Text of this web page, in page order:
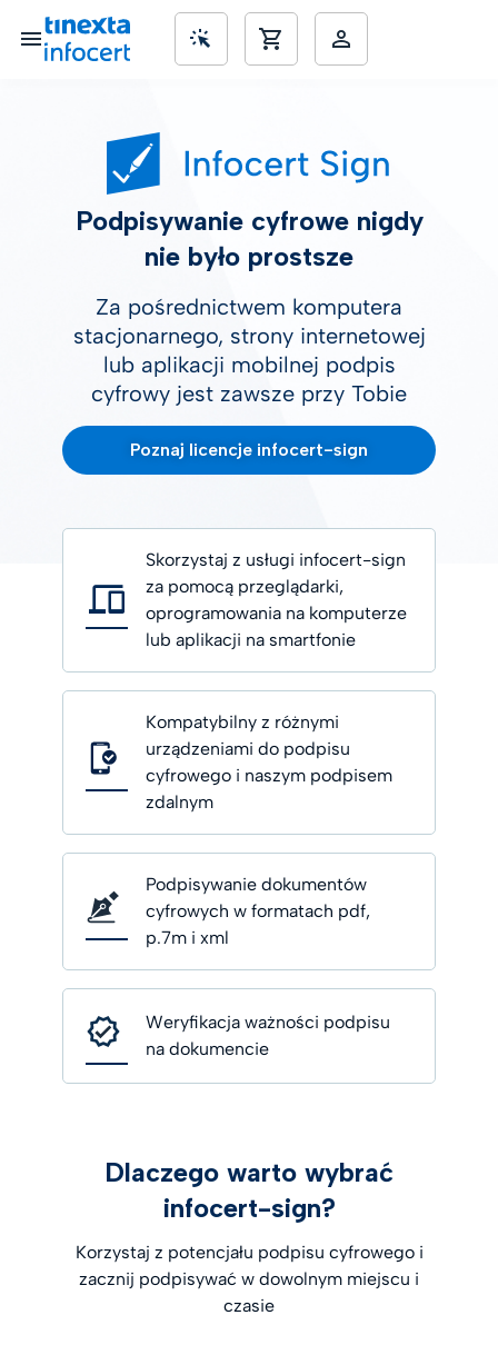
Podpisywanie cyfrowe nigdy
nie było prostsze
Za pośrednictwem komputera
stacjonarnego, strony internetowej
lub aplikacji mobilnej podpis
cyfrowy jest zawsze przy Tobie
Poznaj licencje infocert-sign
Skorzystaj z usługi infocert-sign
za pomocą przeglądarki,
oprogramowania na komputerze
lub aplikacji na smartfonie
Kompatybilny z różnymi
urządzeniami do podpisu
cyfrowego i naszym podpisem
zdalnym
Podpisywanie dokumentów
cyfrowych w formatach pdf,
p.7m i xml
Weryfikacja ważności podpisu
na dokumencie
Dlaczego warto wybrać
infocert-sign?
Korzystaj z potencjału podpisu cyfrowego i
zacznij podpisywać w dowolnym miejscu i
czasie